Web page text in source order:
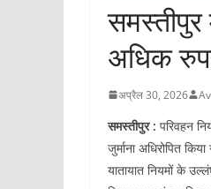
अधिक
अप्रैल 30, 2026
समस्तीपुर : परिवहन
जुर्माना अधिरोपित
यातायात नियमों के